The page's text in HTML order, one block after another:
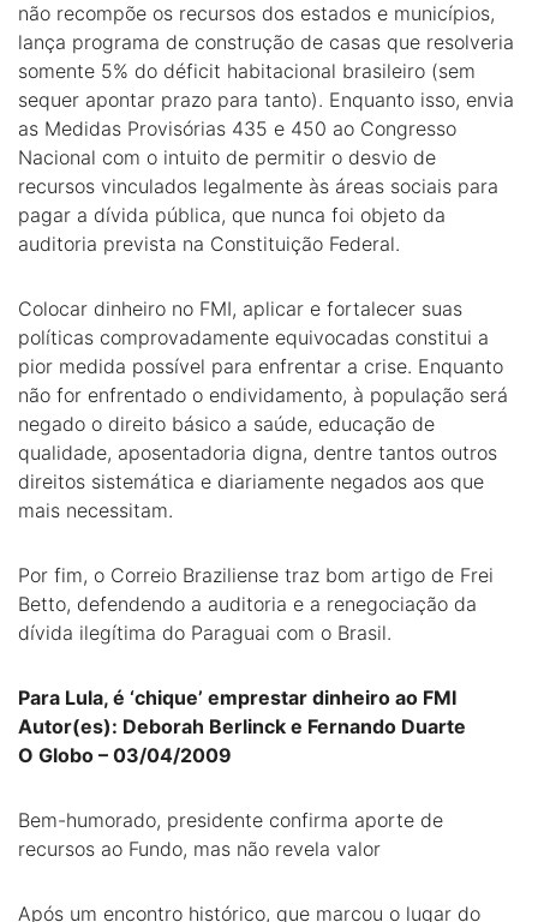
não recompõe os recursos dos estados e municípios,
lança programa de construção de casas que resolveria
somente 5% do déficit habitacional brasileiro (sem
sequer apontar prazo para tanto). Enquanto isso, envia
as Medidas Provisórias 435 e 450 ao Congresso
Nacional com o intuito de permitir o desvio de
recursos vinculados legalmente às áreas sociais para
pagar a dívida pública, que nunca foi objeto da
auditoria prevista na Constituição Federal.
Colocar dinheiro no FMI, aplicar e fortalecer suas
políticas comprovadamente equivocadas constitui a
pior medida possível para enfrentar a crise. Enquanto
não for enfrentado o endividamento, à população será
negado o direito básico a saúde, educação de
qualidade, aposentadoria digna, dentre tantos outros
direitos sistemática e diariamente negados aos que
mais necessitam.
Por fim, o Correio Braziliense traz bom artigo de Frei
Betto, defendendo a auditoria e a renegociação da
dívida ilegítima do Paraguai com o Brasil.
Para Lula, é ‘chique’ emprestar dinheiro ao FMI
Autor(es): Deborah Berlinck e Fernando Duarte
O Globo – 03/04/2009
Bem-humorado, presidente confirma aporte de
recursos ao Fundo, mas não revela valor
Após um encontro histórico, que marcou o lugar do